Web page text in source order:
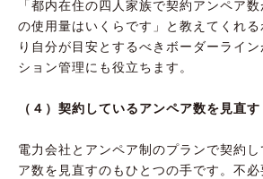
「都内在住の四人家族で契約アンペア
の使用量はいくらです」と教えてくれる
り自分が目安とするべきボーダーライ
ション管理にも役立ちます。
（４）契約しているアンペア数を見直す
電力会社とアンペア制のプランで契約
ア数を見直すのもひとつの手です。不